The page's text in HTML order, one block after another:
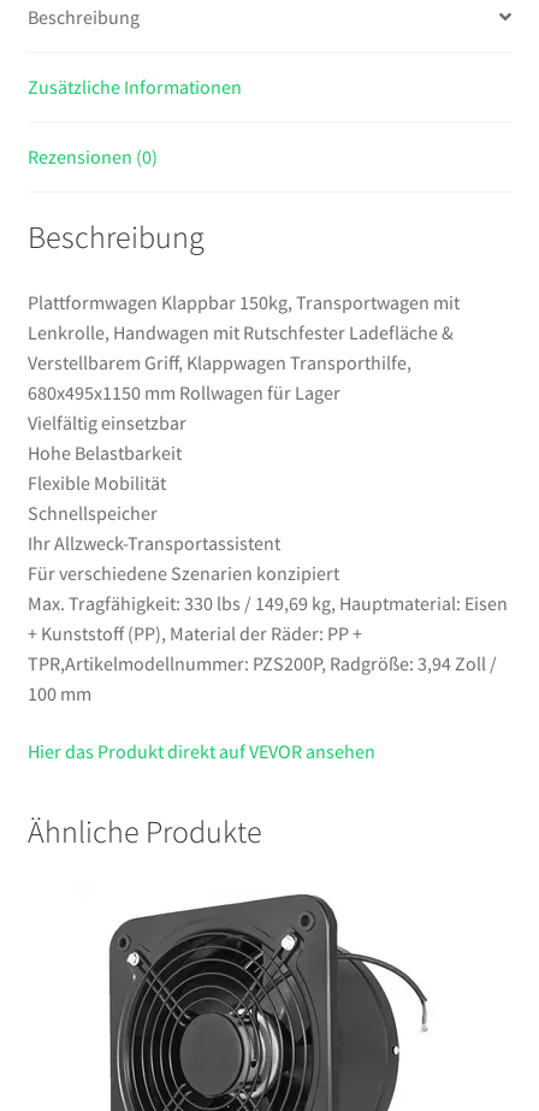
&
Griff,
Transporthilfe,
Rollwagen
Lager
Menge
Beschreibung
Zusätzliche Informationen
Rezensionen (0)
Beschreibung
Plattformwagen Klappbar 150kg, Transportwagen mit
Lenkrolle, Handwagen mit Rutschfester Ladefläche &
Verstellbarem Griff, Klappwagen Transporthilfe,
680x495x1150 mm Rollwagen für Lager
Vielfältig einsetzbar
Hohe Belastbarkeit
Flexible Mobilität
Schnellspeicher
Ihr Allzweck-Transportassistent
Für verschiedene Szenarien konzipiert
Max. Tragfähigkeit: 330 lbs / 149,69 kg, Hauptmaterial: Eisen
+ Kunststoff (PP), Material der Räder: PP +
TPR,Artikelmodellnummer: PZS200P, Radgröße: 3,94 Zoll /
100 mm
Hier das Produkt direkt auf VEVOR ansehen
Ähnliche Produkte